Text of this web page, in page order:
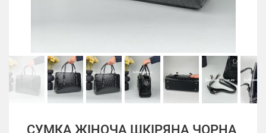
СУМКА ЖІНОЧА ШКІРЯНА ЧОРНА